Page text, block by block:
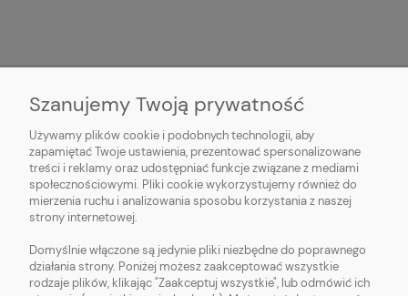
O NAS
OBSŁUGA KLIENTA
POMOC
MOJE KONTO
Szanujemy Twoją prywatność
Używamy plików cookie i podobnych technologii, aby
zapamiętać Twoje ustawienia, prezentować spersonalizowane
treści i reklamy oraz udostępniać funkcje związane z mediami
społecznościowymi. Pliki cookie wykorzystujemy również do
mierzenia ruchu i analizowania sposobu korzystania z naszej
strony internetowej.
Domyślnie włączone są jedynie pliki niezbędne do poprawnego
działania strony. Poniżej możesz zaakceptować wszystkie
rodzaje plików, klikając "Zaakceptuj wszystkie", lub odmówić ich